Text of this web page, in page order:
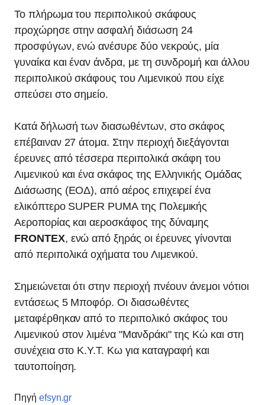
Το πλήρωμα του περιπολικού σκάφους
προχώρησε στην ασφαλή διάσωση 24
προσφύγων, ενώ ανέσυρε δύο νεκρούς, μία
γυναίκα και έναν άνδρα, με τη συνδρομή και άλλου
περιπολικού σκάφους του Λιμενικού που είχε
σπεύσει στο σημείο.
Κατά δήλωσή των διασωθέντων, στο σκάφος
επέβαιναν 27 άτομα. Στην περιοχή διεξάγονται
έρευνες από τέσσερα περιπολικά σκάφη του
Λιμενικού και ένα σκάφος της Ελληνικής Ομάδας
Διάσωσης (ΕΟΔ), από αέρος επιχειρεί ένα
ελικόπτερο SUPER PUMA της Πολεμικής
Αεροπορίας και αεροσκάφος της δύναμης
FRONTEX, ενώ από ξηράς οι έρευνες γίνονται
από περιπολικά οχήματα του Λιμενικού.
Σημειώνεται ότι στην περιοχή πνέουν άνεμοι νότιοι
εντάσεως 5 Μποφόρ. Οι διασωθέντες
μεταφέρθηκαν από το περιπολικό σκάφος του
Λιμενικού στον λιμένα "Μανδράκι" της Κώ και στη
συνέχεια στο Κ.Υ.Τ. Κω για καταγραφή και
ταυτοποίηση.
Πηγή efsyn.gr